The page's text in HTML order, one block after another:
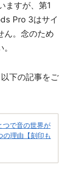
ますが、第1
Pro 3はサイ
ん。念のため
下の記事をご
つで音の世界が
の理由【刻印も